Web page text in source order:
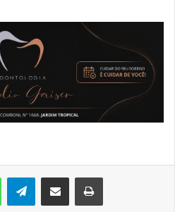
WhatsAppTelegramCompartilhar via e-mail Imprimir